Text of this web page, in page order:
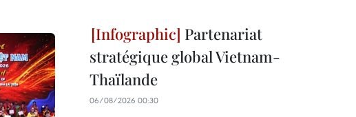
Partenariat
stratégique global Vietnam-
Thaïlande
06/08/2026 00:30